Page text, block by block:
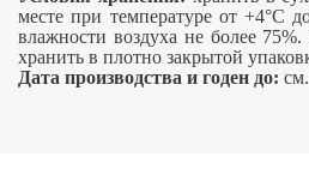
месте при температуре от +4°С
влажности воздуха не более
хранить в плотно закрытой
Дата производства и годен до: